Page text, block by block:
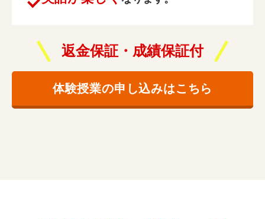
返金保証・成績保証付
体験授業の申し込みはこちら